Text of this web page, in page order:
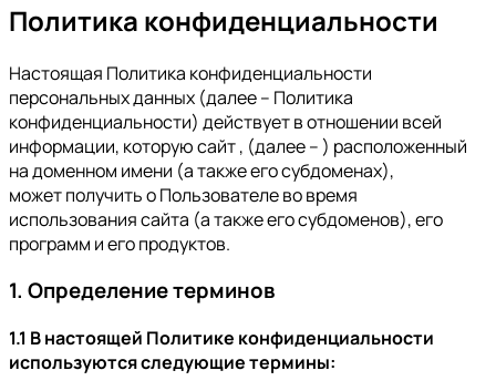
Политика конфиденциальности
Настоящая Политика конфиденциальности
персональных данных (далее – Политика
конфиденциальности) действует в отношении всей
информации, которую сайт , (далее – ) расположенный
на доменном имени (а также его субдоменах),
может получить о Пользователе во время
использования сайта (а также его субдоменов), его
программ и его продуктов.
1. Определение терминов
1.1 В настоящей Политике конфиденциальности
используются следующие термины: